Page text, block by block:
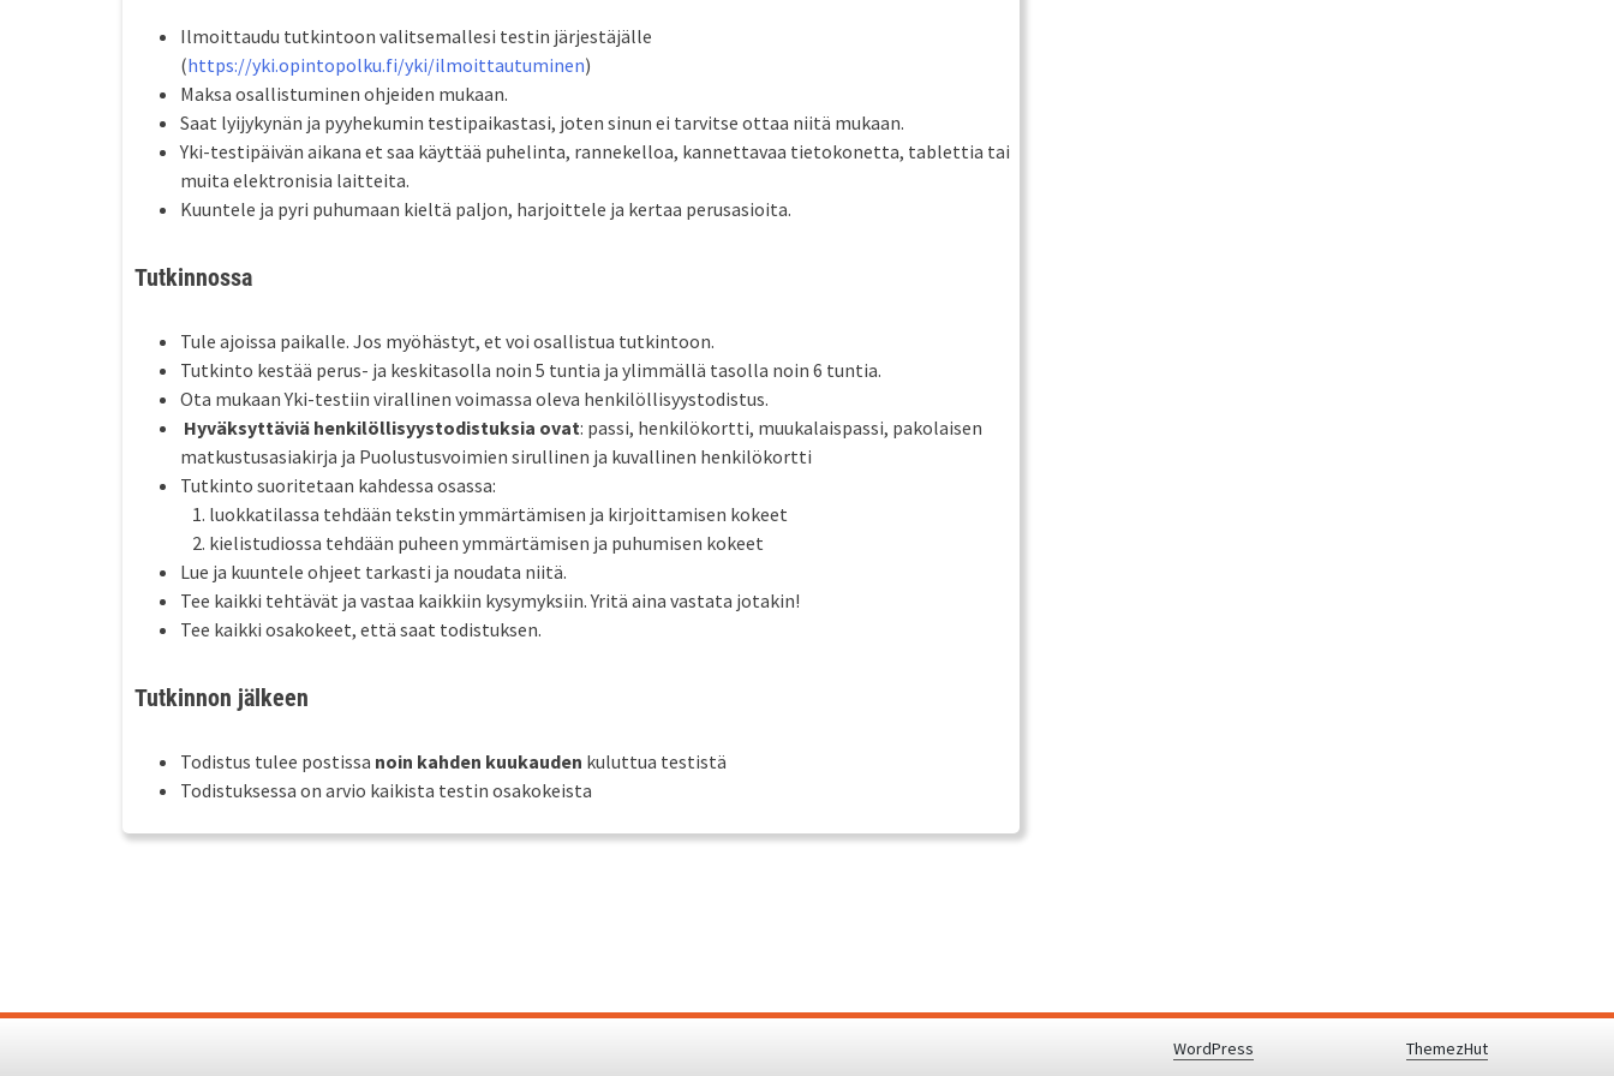
Ilmoittaudu tutkintoon valitsemallesi testin järjestäjälle
(https://yki.opintopolku.fi/yki/ilmoittautuminen)
Maksa osallistuminen ohjeiden mukaan.
Saat lyijykynän ja pyyhekumin testipaikastasi, joten sinun ei tarvitse ottaa niitä mukaan.
Yki-testipäivän aikana et saa käyttää puhelinta, rannekelloa, kannettavaa tietokonetta, tablettia tai
muita elektronisia laitteita.
Kuuntele ja pyri puhumaan kieltä paljon, harjoittele ja kertaa perusasioita.
Tutkinnossa
Tule ajoissa paikalle. Jos myöhästyt, et voi osallistua tutkintoon.
Tutkinto kestää perus- ja keskitasolla noin 5 tuntia ja ylimmällä tasolla noin 6 tuntia.
Ota mukaan Yki-testiin virallinen voimassa oleva henkilöllisyystodistus.
Hyväksyttäviä henkilöllisyystodistuksia ovat: passi, henkilökortti, muukalaispassi, pakolaisen
matkustusasiakirja ja Puolustusvoimien sirullinen ja kuvallinen henkilökortti
Tutkinto suoritetaan kahdessa osassa:
luokkatilassa tehdään tekstin ymmärtämisen ja kirjoittamisen kokeet
kielistudiossa tehdään puheen ymmärtämisen ja puhumisen kokeet
Lue ja kuuntele ohjeet tarkasti ja noudata niitä.
Tee kaikki tehtävät ja vastaa kaikkiin kysymyksiin. Yritä aina vastata jotakin!
Tee kaikki osakokeet, että saat todistuksen.
Tutkinnon jälkeen
Todistus tulee postissa noin kahden kuukauden kuluttua testistä
Todistuksessa on arvio kaikista testin osakokeista
WordPress ThemezHut